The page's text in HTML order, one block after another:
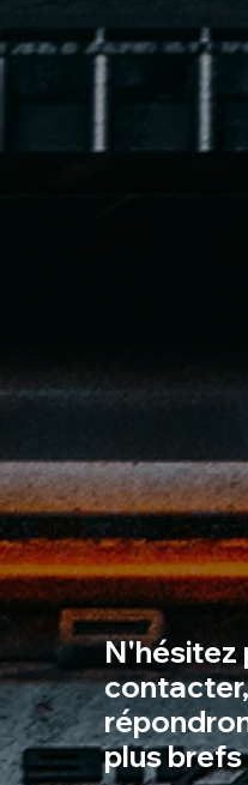
N'hésitez
plus brefs